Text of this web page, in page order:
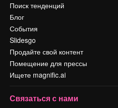
Поиск тенденций
Блог
События
Slidesgo
Продайте свой контент
Помещение для прессы
Ищете magnific.ai
Связаться с нами